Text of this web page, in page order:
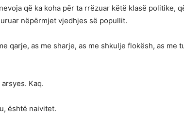
që ka koha për ta rrëzuar këtë klasë politike,
nëpërmjet vjedhjes së popullit.
qarje, as me sharje, as me shkulje flokësh, as
Kaq.
është naivitet.